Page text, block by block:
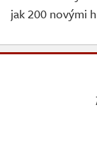
jak 200 novými